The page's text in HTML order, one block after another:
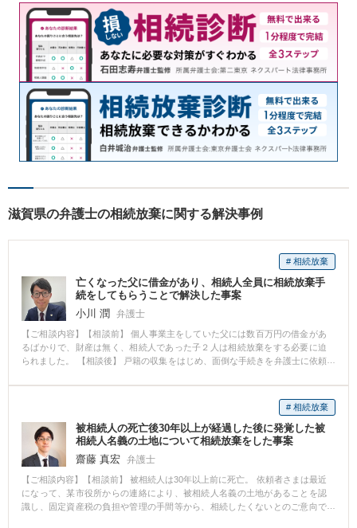
滋賀県の弁護士の相続放棄に関する解決事例
# 相続放棄
亡くなった父に借金があり、相続人全員に相続放棄手
続をしてもらうことで解決した事案
小川 潤
弁護士
【ご相談内容】【相談前】 個人事業主をしていた父には数百万円の借金があ
るばかりで、財産は無く、相続人であった子２人は相続放棄をする必要に迫
られました。 【相談後】 戸籍の収集をはじめ、面倒な手続きを弁護士に依頼
生のコメント】 被相続人は、結婚と離婚を何度かしていたため、本籍地の変
更が複数回あり、一般の方には戸籍の収集に手間取ることが考えられました
が、依頼していただき、迅速に手続きを進めることができました。
# 相続放棄
被相続人の死亡後30年以上が経過した後に発覚した被
相続人名義の土地について相続放棄をした事案
齋藤 真宏 弁護士
【ご相談内容】【相談前】 被相続人は30年以上前に死亡。 依頼者さまは最近
になって、某市役所からの連絡により、被相続人名義の土地があることを認
識し、固定資産税の負担や管理の手間等から、相続したくないとのご意向で